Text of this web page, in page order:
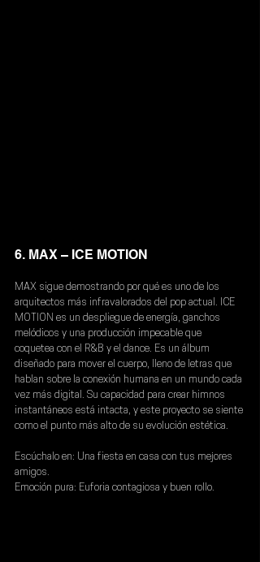
6. MAX – ICE MOTION
MAX sigue demostrando por qué es uno de los
arquitectos más infravalorados del pop actual. ICE
MOTION es un despliegue de energía, ganchos
melódicos y una producción impecable que
coquetea con el R&B y el dance. Es un álbum
diseñado para mover el cuerpo, lleno de letras que
hablan sobre la conexión humana en un mundo cada
vez más digital. Su capacidad para crear himnos
instantáneos está intacta, y este proyecto se siente
como el punto más alto de su evolución estética.
Escúchalo en: Una fiesta en casa con tus mejores
amigos.
Emoción pura: Euforia contagiosa y buen rollo.